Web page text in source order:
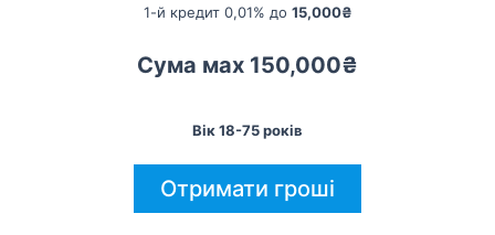
1-й кредит 0,01% до 15,000₴
Сума мах 150,000₴
Вік 18-75 років
Отримати гроші